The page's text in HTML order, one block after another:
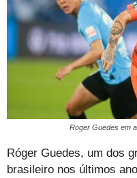
Roger Guedes em
Róger Guedes, um dos
brasileiro nos últimos